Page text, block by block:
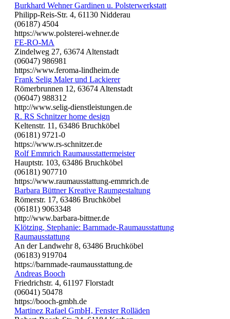
Burkhard Wehner Gardinen u. Polsterwerkstatt
Philipp-Reis-Str. 4, 61130 Nidderau
(06187) 4504
https://www.polsterei-wehner.de
FE-RO-MA
Zindelweg 27, 63674 Altenstadt
(06047) 986981
https://www.feroma-lindheim.de
Frank Selig Maler und Lackierer
Römerbrunnen 12, 63674 Altenstadt
(06047) 988312
http://www.selig-dienstleistungen.de
R. RS Schnitzer home design
Keltenstr. 11, 63486 Bruchköbel
(06181) 9721-0
https://www.rs-schnitzer.de
Rolf Emmrich Raumausstattermeister
Hauptstr. 103, 63486 Bruchköbel
(06181) 907710
https://www.raumausstattung-emmrich.de
Barbara Büttner Kreative Raumgestaltung
Römerstr. 17, 63486 Bruchköbel
(06181) 9063348
http://www.barbara-bittner.de
Klötzing, Stephanie: Barnmade-Raumausstattung
Raumausstattung
An der Landwehr 8, 63486 Bruchköbel
(06183) 919704
https://barnmade-raumausstattung.de
Andreas Booch
Friedrichstr. 4, 61197 Florstadt
(06041) 50478
https://booch-gmbh.de
Martinez Rafael GmbH, Fenster Rolläden